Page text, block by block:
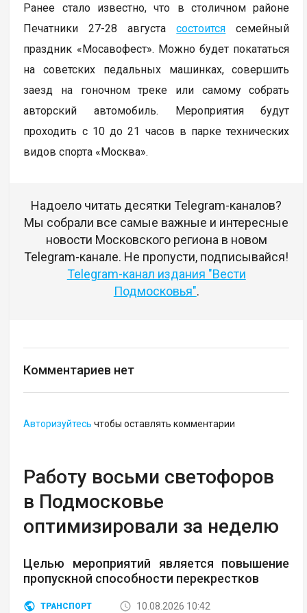
Ранее стало известно, что в столичном районе
Печатники 27-28 августасостоится семейный
праздник «Мосавофест». Можно будет покататься
на советских педальных машинках, совершить
заезд на гоночном треке или самому собрать
авторский автомобиль. Мероприятия будут
проходить с 10 до 21 часов в парке технических
видов спорта «Москва».
Надоело читать десятки Telegram-каналов?
Мы собрали все самые важные и интересные
новости Московского региона в новом
Telegram-канале. Не пропусти, подписывайся!
Telegram-канал издания "Вести
Подмосковья".
Комментариев нет
Авторизуйтесь чтобы оставлять комментарии
Работу восьми светофоров
в Подмосковье
оптимизировали за неделю
Целью мероприятий является повышение
пропускной способности перекрестков
ТРАНСПОРТ 10.08.2026 10:42